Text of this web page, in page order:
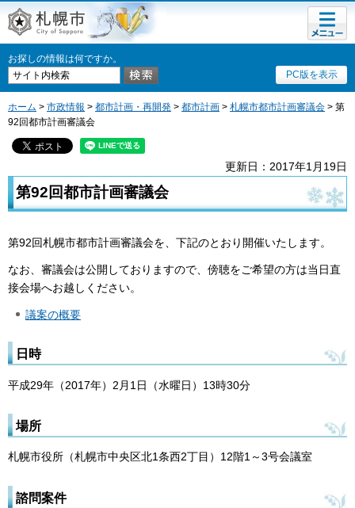
札幌市
お探しの情報は何ですか。
PC版を表示
メニュ
ー
ホーム > 市政情報 > 都市計画・再開発 > 都市計画 > 札幌市都市計画審議会 > 第
92回都市計画審議会
更新日：2017年1月19日
第92回都市計画審議会
第92回札幌市都市計画審議会を、下記のとおり開催いたします。
なお、審議会は公開しておりますので、傍聴をご希望の方は当日直
接会場へお越しください。
議案の概要
日時
平成29年（2017年）2月1日（水曜日）13時30分
場所
札幌市役所（札幌市中央区北1条西2丁目）12階1～3号会議室
諮問案件